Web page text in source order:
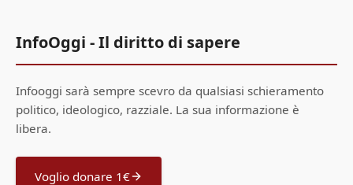
InfoOggi - Il diritto di sapere
Infooggi sarà sempre scevro da qualsiasi schieramento
politico, ideologico, razziale. La sua informazione è
libera.
Voglio donare 1€